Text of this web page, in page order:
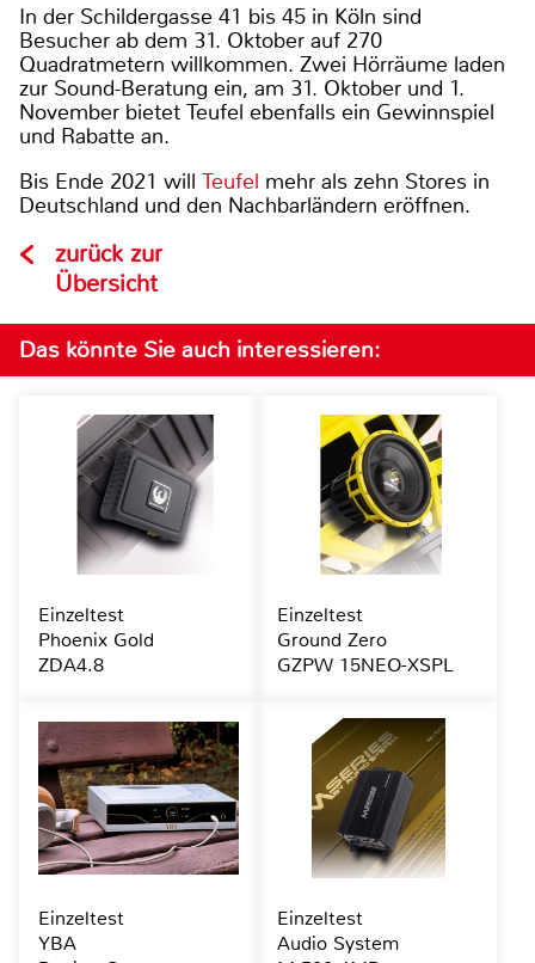
In der Schildergasse 41 bis 45 in Köln sind
Besucher ab dem 31. Oktober auf 270
Quadratmetern willkommen. Zwei Hörräume laden
zur Sound-Beratung ein, am 31. Oktober und 1.
November bietet Teufel ebenfalls ein Gewinnspiel
und Rabatte an.
Bis Ende 2021 will Teufel mehr als zehn Stores in
Deutschland und den Nachbarländern eröffnen.
zurück zur
Übersicht
Das könnte Sie auch interessieren:
Einzeltest
Phoenix Gold
ZDA4.8
Einzeltest
Ground Zero
GZPW 15NEO-XSPL
Einzeltest
YBA
Einzeltest
Audio System